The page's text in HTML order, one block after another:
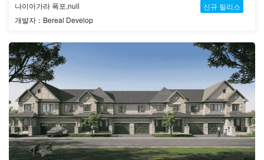
나이아가라 폭포,null
개발자：Bereal Develop
신규 릴리스